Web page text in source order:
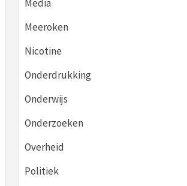
Media
Meeroken
Nicotine
Onderdrukking
Onderwijs
Onderzoeken
Overheid
Politiek